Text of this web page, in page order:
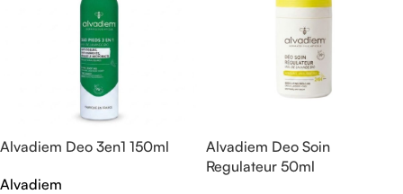
Alvadiem Deo 3en1 150ml
Alvadiem
Alvadiem Deo Soin
Regulateur 50ml